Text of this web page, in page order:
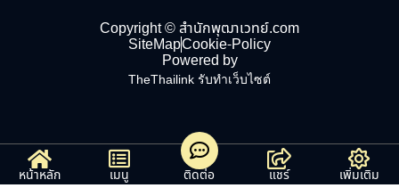
Copyright © สำนักพุฒาเวทย์.com
SiteMapCookie-Policy
Powered by
TheThailink รับทำเว็บไซต์
หน้าหลัก เมนู ติดต่อ แชร์ เพิ่มเติม